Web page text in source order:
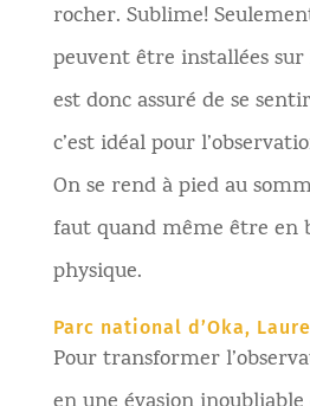
rocher. Sublime!
peuvent être installées
est donc assuré de se
c’est idéal pour
On se rend à pied au
faut quand même être en
physique.
Parc national d’Oka,
Pour transformer